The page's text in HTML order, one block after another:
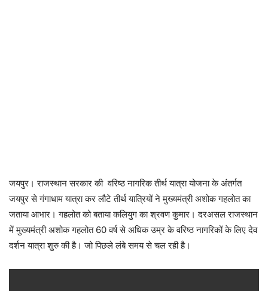
जयपुर। राजस्थान सरकार की वरिष्ठ नागरिक तीर्थ यात्रा योजना के अंतर्गत
जयपुर से गंगाधाम यात्रा कर लौटे तीर्थ यात्रियों ने मुख्यमंत्री अशोक गहलोत का
जताया आभार। गहलोत को बताया कलियुग का श्रवण कुमार। दरअसल राजस्थान
में मुख्यमंत्री अशोक गहलोत 60 वर्ष से अधिक उम्र के वरिष्ठ नागरिकों के लिए देव
दर्शन यात्रा शुरु की है। जो पिछले लंबे समय से चल रही है।